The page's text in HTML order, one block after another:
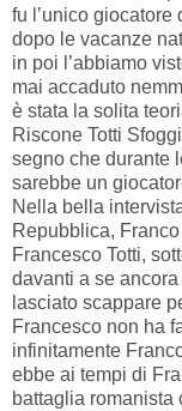
fu l’unico
dopo le vacanze
in poi l’abbiamo
mai accaduto
è stata la solita
Riscone Totti
segno che durante
sarebbe un
Nella bella
Repubblica,
Francesco Totti,
davanti a se
lasciato scappare
Francesco non ha
infinitamente
ebbe ai tempi di
battaglia romanista